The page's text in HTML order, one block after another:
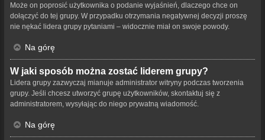
Może on poprosić użytkownika o podanie wyjaśnień, dlaczego chce on
dołączyć do tej grupy. W przypadku otrzymania negatywnej decyzji proszę
nie nękać lidera grupy pytaniami – widocznie miał on swoje powody.
Na górę
W jaki sposób można zostać liderem grupy?
Lidera grupy zazwyczaj mianuje administrator witryny podczas tworzenia
grupy. Jeśli chcesz utworzyć grupę użytkowników, skontaktuj się z
administratorem, wysyłając do niego prywatną wiadomość.
Na górę